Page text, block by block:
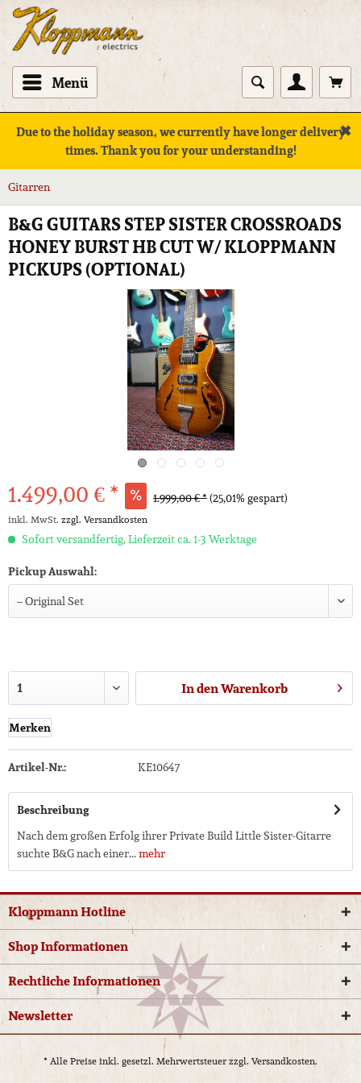
Menü
Due to the holiday season, we currently have longer delivery
times. Thank you for your understanding!
✖
Gitarren
B&G GUITARS STEP SISTER CROSSROADS
HONEY BURST HB CUT W/ KLOPPMANN
PICKUPS (OPTIONAL)
1.499,00 € * 1.999,00 € *(25,01% gespart)
inkl. MwSt. zzgl. Versandkosten
Sofort versandfertig, Lieferzeit ca. 1-3 Werktage
Pickup Auswahl:
In denWarenkorb
Merken
Artikel-Nr.: KE10647
Beschreibung
Nach dem großen Erfolg ihrer Private Build Little Sister-Gitarre
suchte B&G nach einer...mehr
Kloppmann Hotline
Shop Informationen
Rechtliche Informationen
Newsletter
* Alle Preise inkl. gesetzl. Mehrwertsteuer zzgl. Versandkosten.